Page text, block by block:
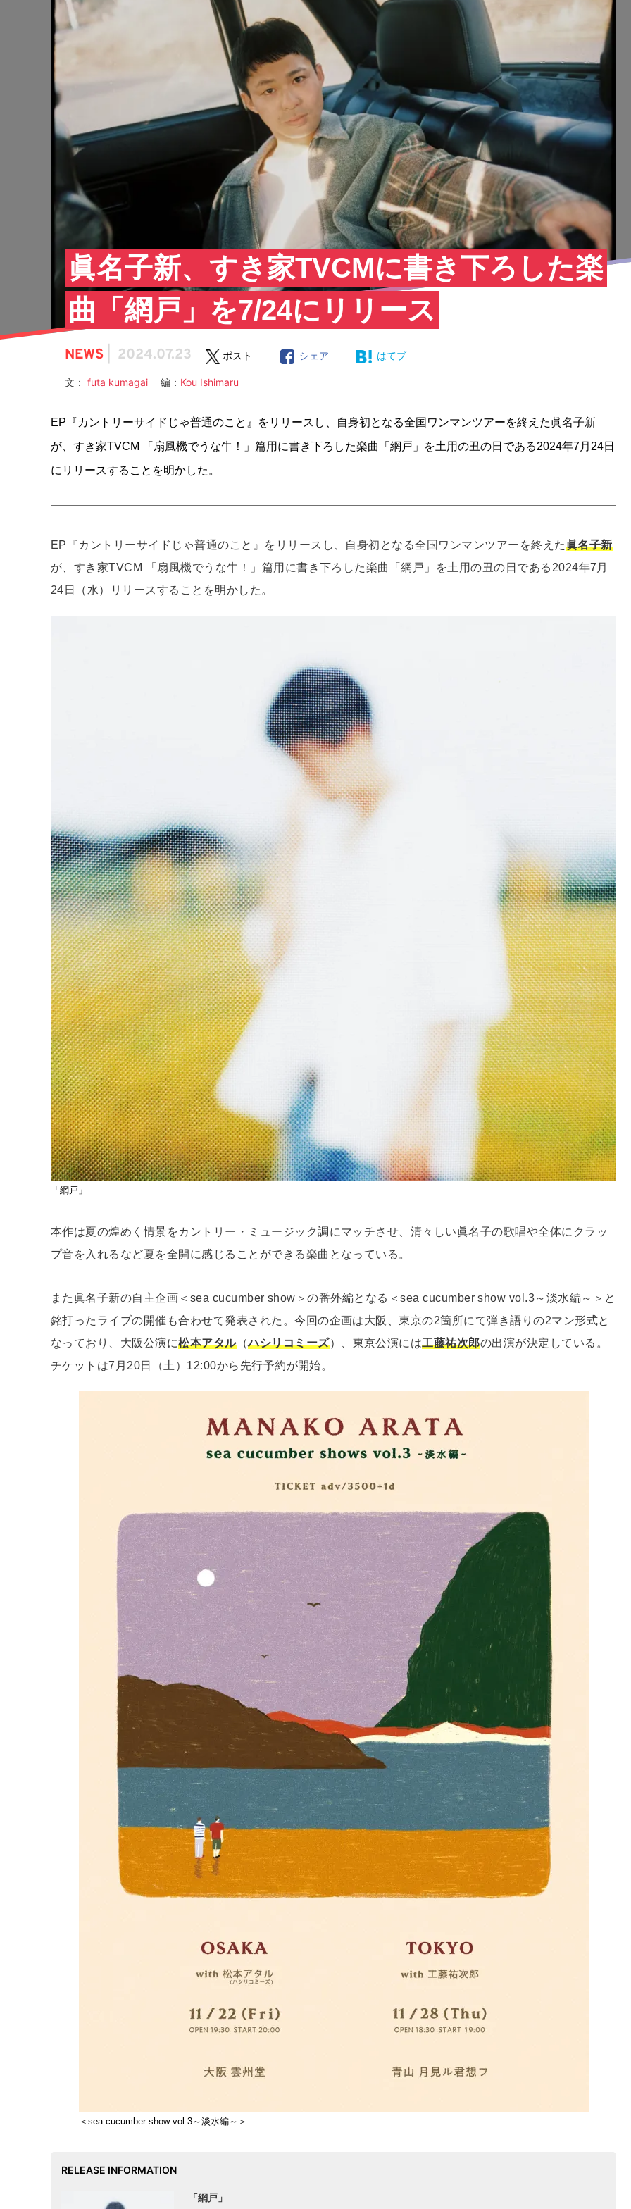
眞名子新、すき家TVCMに書き下ろした楽
曲「網戸」を7/24にリリース
NEWS 2024.07.23 ポスト シェア はてブ
文： futa kumagai 編： Kou Ishimaru
EP『カントリーサイドじゃ普通のこと』をリリースし、自身初となる全国ワンマンツアーを終えた眞名子新
が、すき家TVCM 「扇風機でうな牛！」篇用に書き下ろした楽曲「網戸」を土用の丑の日である2024年7月24日
にリリースすることを明かした。
EP『カントリーサイドじゃ普通のこと』をリリースし、自身初となる全国ワンマンツアーを終えた眞名子新
が、すき家TVCM 「扇風機でうな牛！」篇用に書き下ろした楽曲「網戸」を土用の丑の日である2024年7月
24日（水）リリースすることを明かした。
「網戸」
本作は夏の煌めく情景をカントリー・ミュージック調にマッチさせ、清々しい眞名子の歌唱や全体にクラッ
プ音を入れるなど夏を全開に感じることができる楽曲となっている。
また眞名子新の自主企画＜sea cucumber show＞の番外編となる＜sea cucumber show vol.3～淡水編～＞と
銘打ったライブの開催も合わせて発表された。今回の企画は大阪、東京の2箇所にて弾き語りの2マン形式と
なっており、大阪公演に松本アタル（ハシリコミーズ）、東京公演には工藤祐次郎の出演が決定している。
チケットは7月20日（土）12:00から先行予約が開始。
＜sea cucumber show vol.3～淡水編～＞
RELEASE INFORMATION
「網戸」